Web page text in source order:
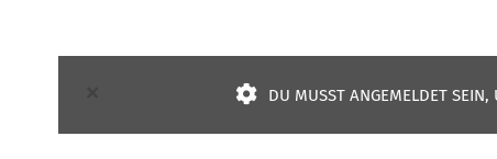
DU MUSST ANGEMELDET